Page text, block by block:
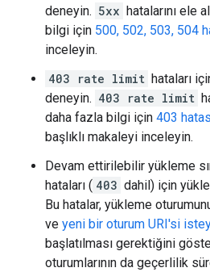
deneyin. 5xx hatalarını ele
bilgi için 500, 502, 503, 504
inceleyin.
403 rate limit hataları
deneyin. 403 rate limit
daha fazla bilgi için 403
başlıklı makaleyi inceleyin.
Devam ettirilebilir yükleme
hataları ( 403 dahil) için
Bu hatalar, yükleme
ve yeni bir oturum URI'si
başlatılması gerektiğini
oturumlarının da geçerlilik